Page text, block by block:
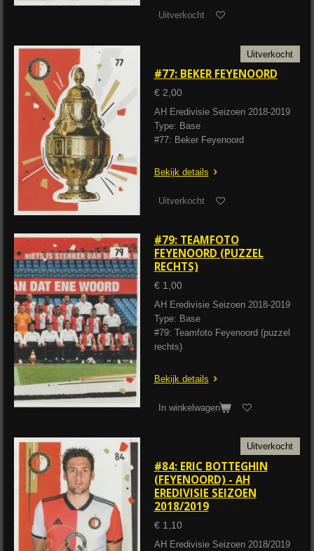
Uitverkocht
Uitverkocht
#77: BEKER FEYENOORD
€ 2,00
AH Eredivisie Seizoen 2018-2019
Type: Base
#77: Beker Feyenoord
Bekijk details
Uitverkocht
#79: TEAMFOTO
FEYENOORD (PUZZEL
RECHTS)
€ 1,00
AH Eredivisie Seizoen 2018-2019
Type: Base
#79: Teamfoto Feyenoord (puzzel
rechts)
Bekijk details
In winkelwagen
Uitverkocht
#84: ERIC BOTTEGHIN
(FEYENOORD) - AH
EREDIVISIE SEIZOEN
2018/2019
€ 1,10
AH Eredivisie Seizoen 2018/2019